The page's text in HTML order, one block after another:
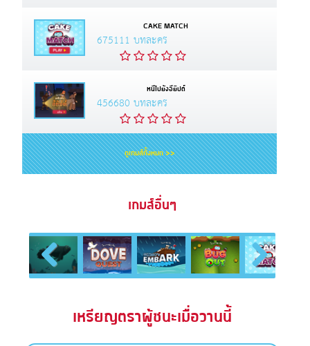
CAKE MATCH
675111 บทละคร
หนีไปยังอียิปต์
456680 บทละคร
ดูเกมส์ทั้งหมด >>
เกมส์อื่นๆ
Previous Next
เหรียญตราผู้ชนะเมื่อวานนี้